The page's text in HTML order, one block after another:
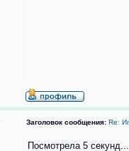
Заголовок сообщения: Re:
Посмотрела 5 секунд...